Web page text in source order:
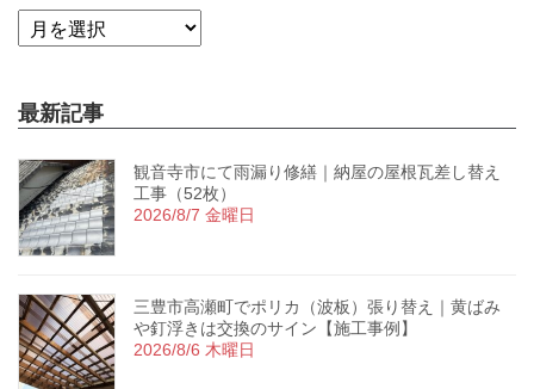
最新記事
観音寺市にて雨漏り修繕｜納屋の屋根瓦差し替え
工事（52枚）
2026/8/7 金曜日
三豊市高瀬町でポリカ（波板）張り替え｜黄ばみ
や釘浮きは交換のサイン【施工事例】
2026/8/6 木曜日